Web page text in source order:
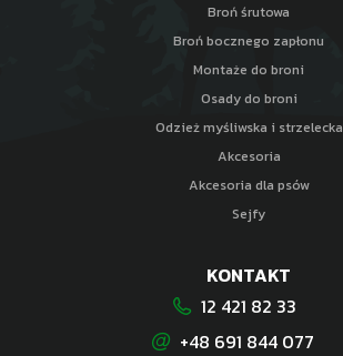
Broń śrutowa
Broń bocznego zapłonu
Montaże do broni
Osady do broni
Odzież myśliwska i strzelecka
Akcesoria
Akcesoria dla psów
Sejfy
KONTAKT
12 421 82 33
+48 691 844 077